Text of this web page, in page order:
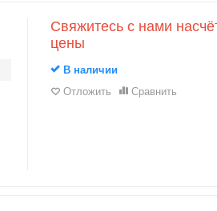
Свяжитесь с нами
цены
В наличии
Отложить
Сравнить